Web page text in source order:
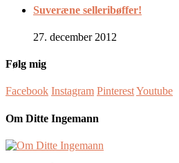
Suveræne selleribøffer!
27. december 2012
Følg mig
Facebook Instagram PinterestYoutube
Om Ditte Ingemann